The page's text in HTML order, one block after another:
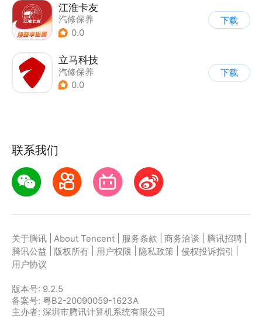
江淮卡友
汽修保养
0.0
下载
立马科技
汽修保养
0.0
下载
联系我们
关于腾讯 About Tencent 服务条款 商务洽谈 腾讯招聘
腾讯公益
版权所有 用户权限 隐私政策 侵权投诉指引
用户协议
版本号: 9.2.5
备案号: 粤B2-20090059-1623A
主办者: 深圳市腾讯计算机系统有限公司